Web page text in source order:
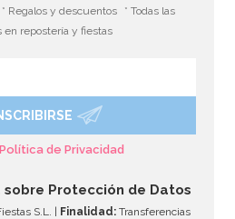
Dubor 600 ml
* Regalos y descuentos
* Todas las
en repostería y fiestas
Política de Privacidad
Protección de Datos
S.L. | Finalidad: Transferencias